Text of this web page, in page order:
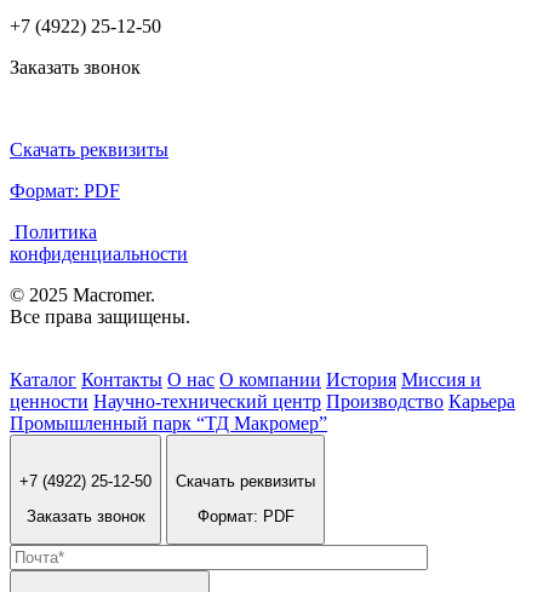
+7 (4922) 25-12-50
Заказать звонок
Скачать реквизиты
Формат: PDF
Политика
конфиденциальности
© 2025 Macromer.
Все права защищены.
Каталог Контакты О нас О компании История Миссия и
ценности Научно-технический центр Производство Карьера
Промышленный парк “ТД Макромер”
+7 (4922) 25-12-50
Заказать звонок
Скачать реквизиты
Формат: PDF